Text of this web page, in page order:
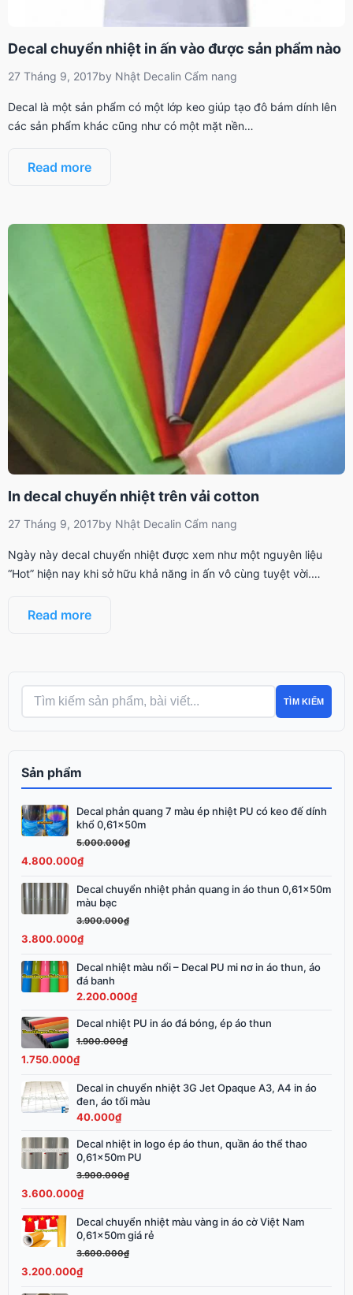
Decal chuyển nhiệt in ấn vào được sản phẩm nào
27 Tháng 9, 2017by Nhật Decalin Cẩm nang
Decal là một sản phẩm có một lớp keo giúp tạo đô bám dính lên
các sản phẩm khác cũng như có một mặt nền…
Read more
In decal chuyển nhiệt trên vải cotton
27 Tháng 9, 2017by Nhật Decalin Cẩm nang
Ngày này decal chuyển nhiệt được xem như một nguyên liệu
“Hot” hiện nay khi sở hữu khả năng in ấn vô cùng tuyệt vời.…
Read more
TÌM KIẾM
Sản phẩm
Decal phản quang 7 màu ép nhiệt PU có keo đế dính
khổ 0,61x50m
5.000.000₫
Giá
gốc
5.000.000₫.
4.800.000₫
Giá
hiện
là:
4.800.000₫.
Decal chuyển nhiệt phản quang in áo thun 0,61x50m
màu bạc
3.900.000₫
Giá
gốc
3.900.000₫.
3.800.000₫
Giá
hiện
là:
3.800.000₫.
Decal nhiệt màu nổi – Decal PU mi nơ in áo thun, áo
đá banh
2.200.000₫
Decal nhiệt PU in áo đá bóng, ép áo thun
1.900.000₫
Giá
gốc
là:
1.750.000₫
Giá
hiện
tại
1.750.000₫.Decal in chuyển nhiệt 3G Jet Opaque A3, A4 in áo
đen, áo tối màu
40.000₫
Decal nhiệt in logo ép áo thun, quần áo thể thao
0,61x50m PU
3.900.000₫
Giá
3.900.000₫.
3.600.000₫
Giá
là:
3.600.000₫.
Decal chuyển nhiệt màu vàng in áo cờ Việt Nam
0,61x50m giá rẻ
3.600.000₫
Giá
gốc
3.600.000₫.
3.200.000₫
Giá
hiện
là: